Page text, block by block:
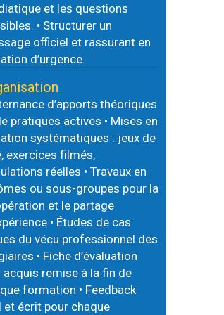
et les questions
• Structurer un
officiel et rassurant en
d’urgence.
d’apports théoriques
pratiques actives • Mises en
systématiques : jeux de
exercices filmés,
réelles • Travaux en
ou sous-groupes pour la
et le partage
• Études de cas
du vécu professionnel des
• Fiche d’évaluation
acquis remise à la fin de
formation • Feedback
et écrit pour chaque